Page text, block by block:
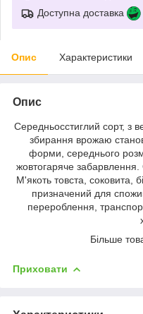
Доступна доставка
Опис Характеристики
Опис
Середньосстиглий сорт, з
збирання врожаю
форми, середнього
жовтогаряче
М'якоть товста, соковита,
призначений для
перероблення,
Більше
Приховати